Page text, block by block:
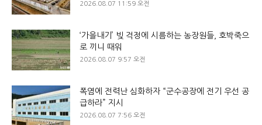
2026.08.07 11:59 오전
‘가을내기’ 빚 걱정에 시름하는 농장원들, 호박죽으
로 끼니 때워
2026.08.07 9:57 오전
폭염에 전력난 심화하자 “군수공장에 전기 우선 공
급하라” 지시
2026.08.07 7:56 오전